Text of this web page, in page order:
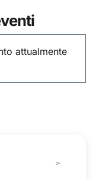
attualmente